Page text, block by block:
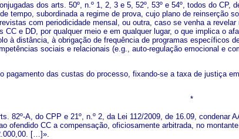
dos arts. 50º, n.º 1, 2, 3 e 5, 52º, 53º e 54º, todos do
tempo, subordinada a regime de prova, cujo plano de reinserção
com periodicidade mensal, ou outra, caso se venha a
CC e DD, por qualquer meio e em qualquer lugar, o que implica o
à distância, à obrigação de frequência de programas específicos
sociais e relacionais (e.g., auto-regulação emocional e
pagamento das custas do processo, fixando-se a taxa de justiça
*
82º-A, do CPP e 21º, n.º 2, da Lei 112/2009, de 16.09,
ofendido CC a compensação, oficiosamente arbitrada, no
[…]».